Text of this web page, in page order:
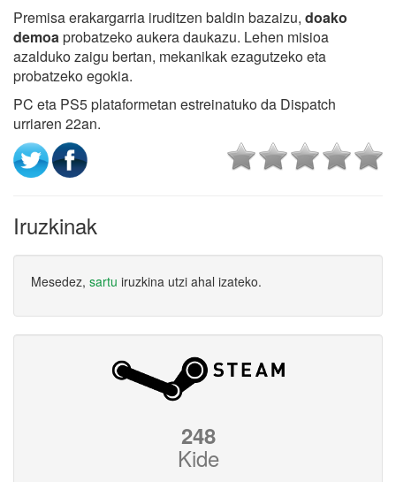
Premisa erakargarria iruditzen baldin bazaizu, doako
demoa probatzeko aukera daukazu. Lehen misioa
azalduko zaigu bertan, mekanikak ezagutzeko eta
probatzeko egokia.
PC eta PS5 plataformetan estreinatuko da Dispatch
urriaren 22an.
Iruzkinak
Mesedez, sartu iruzkina utzi ahal izateko.
248
Kide